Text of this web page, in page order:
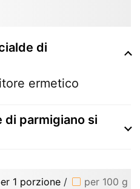
di
ermetico
di parmigiano si
1 porzione / per 100 g